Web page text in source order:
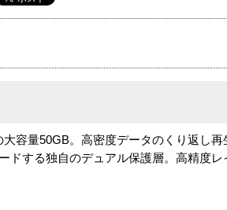
容量50GB。高密度データのくり返し
ドする独自のデュアル保護層。高精度レ